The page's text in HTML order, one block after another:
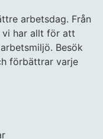
arbetsdag. Från
har allt för att
Besök
förbättrar varje